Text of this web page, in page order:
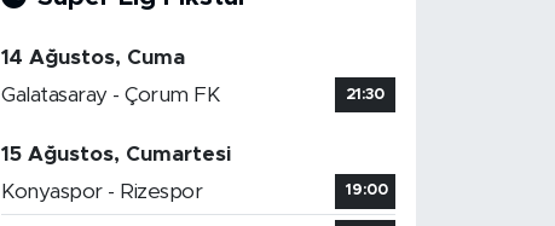
14 Ağustos, Cuma
Galatasaray - Çorum FK
21:30
15 Ağustos, Cumartesi
Konyaspor - Rizespor
19:00